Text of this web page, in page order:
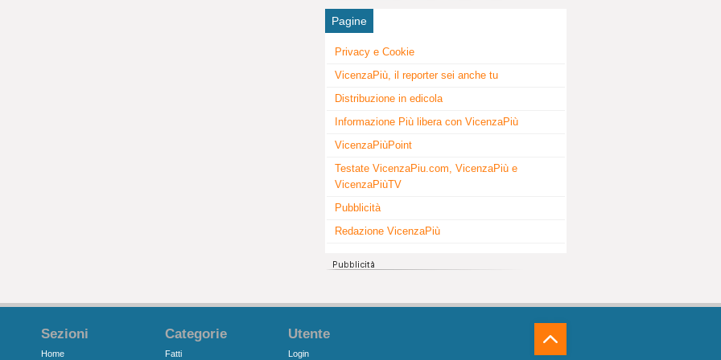
Pagine
Privacy e Cookie
VicenzaPiù, il reporter sei anche tu
Distribuzione in edicola
Informazione Più libera con VicenzaPiù
VicenzaPiùPoint
Testate VicenzaPiu.com, VicenzaPiù e
VicenzaPiùTV
Pubblicità
Redazione VicenzaPiù
Sezioni
Home
Categorie
Fatti
Utente
Login